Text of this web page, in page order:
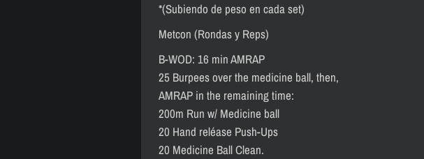
*(Subiendo de peso en cada set)
Metcon (Rondas y Reps)
B-WOD: 16 min AMRAP
25 Burpees over the medicine ball, then,
AMRAP in the remaining time:
200m Run w/ Medicine ball
20 Hand reléase Push-Ups
20 Medicine Ball Clean.